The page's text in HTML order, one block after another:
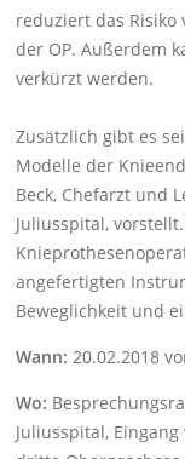
reduziert das
der OP. Außerdem
verkürzt werden.
Zusätzlich gibt es
Modelle der
Beck, Chefarzt und
Juliusspital,
angefertigten
Beweglichkeit und
Wann: 20.02.2018
Wo:
Juliusspital,